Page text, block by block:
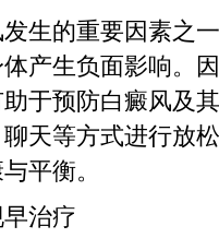
的重要因素之一
产生负面影响。
于预防白癜风及
天等方式进行放
平衡。
治疗